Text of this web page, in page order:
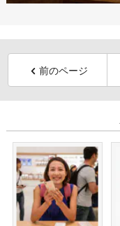
前のページ